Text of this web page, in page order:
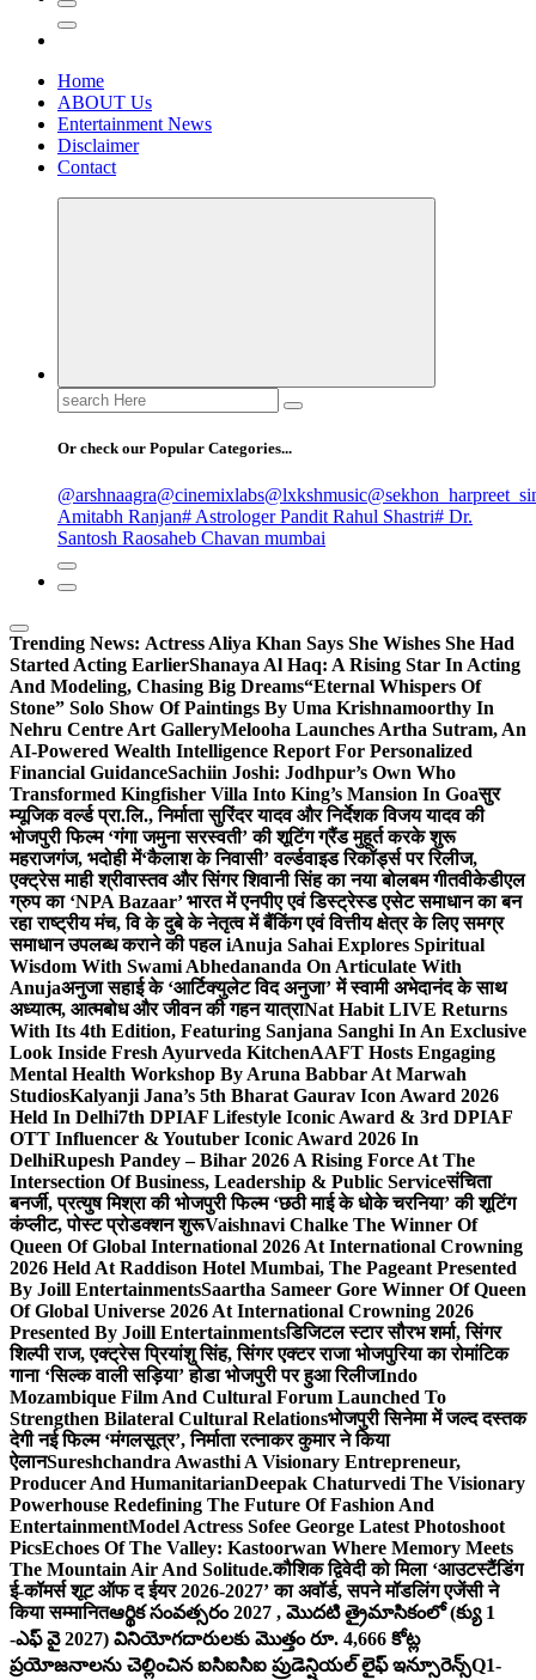
Home
ABOUT Us
Entertainment News
Disclaimer
Contact
Search
for:
Or check our Popular Categories...
@arshnaagra@cinemixlabs@lxkshmusic
Amitabh Ranjan# Astrologer Pandit Rahul Shastri# Dr.
Santosh Raosaheb Chavan mumbai
Trending News: Actress Aliya Khan Says She Wishes She Had
Started Acting EarlierShanaya Al Haq: A Rising Star In Acting
And Modeling, Chasing Big Dreams“Eternal Whispers Of
Stone” Solo Show Of Paintings By Uma Krishnamoorthy In
Nehru Centre Art GalleryMelooha Launches Artha Sutram, An
AI-Powered Wealth Intelligence Report For Personalized
Financial GuidanceSachiin Joshi: Jodhpur’s Own Who
Transformed Kingfisher Villa Into King’s Mansion In Goaसुर
म्यूजिक वर्ल्ड प्रा.लि., निर्माता सुरिंदर यादव और निर्देशक विजय यादव की
भोजपुरी फिल्म ‘गंगा जमुना सरस्वती’ की शूटिंग ग्रैंड मुहूर्त करके शुरू
महराजगंज, भदोही में‘कैलाश के निवासी’ वर्ल्डवाइड रिकॉर्ड्स पर रिलीज,
एक्ट्रेस माही श्रीवास्तव और सिंगर शिवानी सिंह का नया बोलबम गीतवीकेडीएल
ग्रुप का ‘NPA Bazaar’ भारत में एनपीए एवं डिस्ट्रेस्ड एसेट समाधान का बन
रहा राष्ट्रीय मंच, वि के दुबे के नेतृत्व में बैंकिंग एवं वित्तीय क्षेत्र के लिए समग्र
समाधान उपलब्ध कराने की पहल iAnuja Sahai Explores Spiritual
Wisdom With Swami Abhedananda On Articulate With
Anujaअनुजा सहाई के ‘आर्टिक्युलेट विद अनुजा’ में स्वामी अभेदानंद के साथ
अध्यात्म, आत्मबोध और जीवन की गहन यात्राNat Habit LIVE Returns
With Its 4th Edition, Featuring Sanjana Sanghi In An Exclusive
Look Inside Fresh Ayurveda KitchenAAFT Hosts Engaging
Mental Health Workshop By Aruna Babbar At Marwah
StudiosKalyanji Jana’s 5th Bharat Gaurav Icon Award 2026
Held In Delhi7th DPIAF Lifestyle Iconic Award & 3rd DPIAF
OTT Influencer & Youtuber Iconic Award 2026 In
DelhiRupesh Pandey – Bihar 2026 A Rising Force At The
Intersection Of Business, Leadership & Public Serviceसंचिता
बनर्जी, प्रत्युष मिश्रा की भोजपुरी फिल्म ‘छठी माई के धोके चरनिया’ की शूटिंग
कंप्लीट, पोस्ट प्रोडक्शन शुरूVaishnavi Chalke The Winner Of
Queen Of Global International 2026 At International Crowning
2026 Held At Raddison Hotel Mumbai, The Pageant Presented
By Joill EntertainmentsSaartha Sameer Gore Winner Of Queen
Of Global Universe 2026 At International Crowning 2026
Presented By Joill Entertainmentsडिजिटल स्टार सौरभ शर्मा, सिंगर
शिल्पी राज, एक्ट्रेस प्रियांशु सिंह, सिंगर एक्टर राजा भोजपुरिया का रोमांटिक
गाना ‘सिल्क वाली सड़िया’ होडा भोजपुरी पर हुआ रिलीजIndo
Mozambique Film And Cultural Forum Launched To
Strengthen Bilateral Cultural Relationsभोजपुरी सिनेमा में जल्द दस्तक
देगी नई फिल्म ‘मंगलसूत्र’, निर्माता रत्नाकर कुमार ने किया
ऐलानSureshchandra Awasthi A Visionary Entrepreneur,
Producer And HumanitarianDeepak Chaturvedi The Visionary
Powerhouse Redefining The Future Of Fashion And
EntertainmentModel Actress Sofee George Latest Photoshoot
PicsEchoes Of The Valley: Kastoorwan Where Memory Meets
The Mountain Air And Solitude.कौशिक द्विवेदी को मिला ‘आउटस्टैंडिंग
ई-कॉमर्स शूट ऑफ द ईयर 2026-2027’ का अवॉर्ड, सपने मॉडलिंग एजेंसी ने
किया सम्मानितఆర్థిక సంవత్సరం 2027 , మొదటి త్రైమాసికంలో (క్యు 1
-ఎఫ్ వై 2027) వినియోగదారులకు మొత్తం రూ. 4,666 కోట్ల
ప్రయోజనాలను చెల్లించిన ఐసిఐసిఐ ప్రుడెన్షియల్ లైఫ్ ఇన్సూరెన్స్Q1-